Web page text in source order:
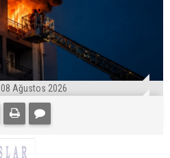
08 Ağustos 2026